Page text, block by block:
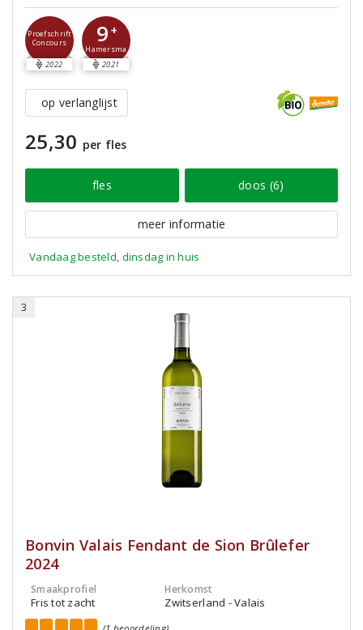
Proefschrift
Concours
2022
9 +
Hamersma
2021
op verlanglijst
25,30 per fles
fles doos (6)
meer informatie
Vandaag besteld, dinsdag in huis
3
Bonvin Valais Fendant de Sion Brûlefer
2024
Smaakprofiel
Fris tot zacht
Herkomst
Zwitserland - Valais